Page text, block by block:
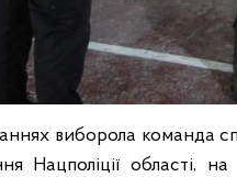
виборола команда
Нацполіції області,